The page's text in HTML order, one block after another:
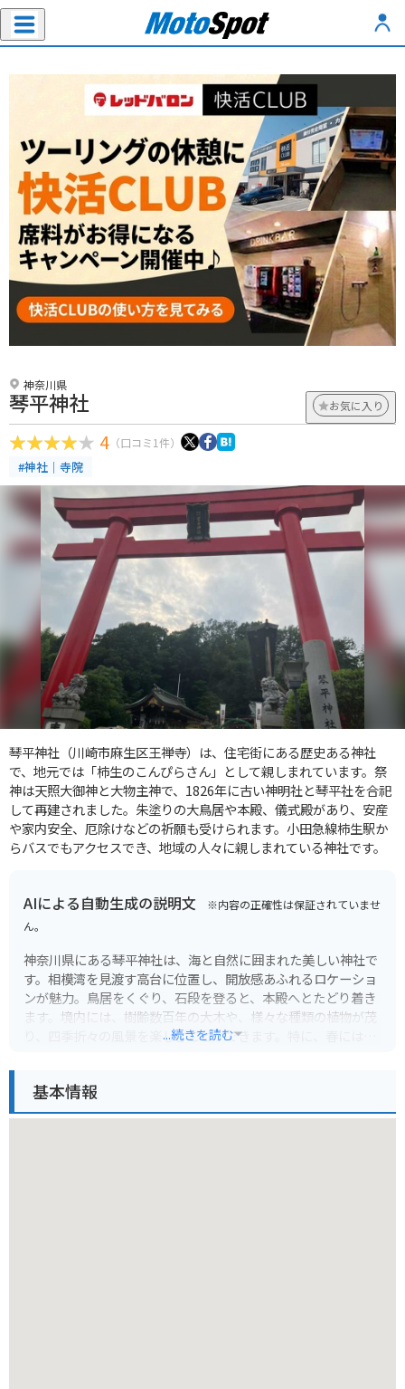
神奈川県
琴平神社 お気に入り
4 （口コミ1件）
#神社｜寺院
琴平神社（川崎市麻生区王禅寺）は、住宅街にある歴史ある神社
で、地元では「柿生のこんぴらさん」として親しまれています。祭
神は天照大御神と大物主神で、1826年に古い神明社と琴平社を合祀
して再建されました。朱塗りの大鳥居や本殿、儀式殿があり、安産
や家内安全、厄除けなどの祈願も受けられます。小田急線柿生駅か
らバスでもアクセスでき、地域の人々に親しまれている神社です。
AIによる自動生成の説明文 ※内容の正確性は保証されていませ
ん。
神奈川県にある琴平神社は、海と自然に囲まれた美しい神社で
す。相模湾を見渡す高台に位置し、開放感あふれるロケーショ
ンが魅力。鳥居をくぐり、石段を登ると、本殿へとたどり着き
ます。境内には、樹齢数百年の大木や、様々な種類の植物が茂
り、四季折々の風景を楽しむことができます。特に、春には
の信仰も厚いです。また、縁結びや安産祈願のご利益もあると
されており、地元の人々にも親しまれています。
...続きを読む
基本情報